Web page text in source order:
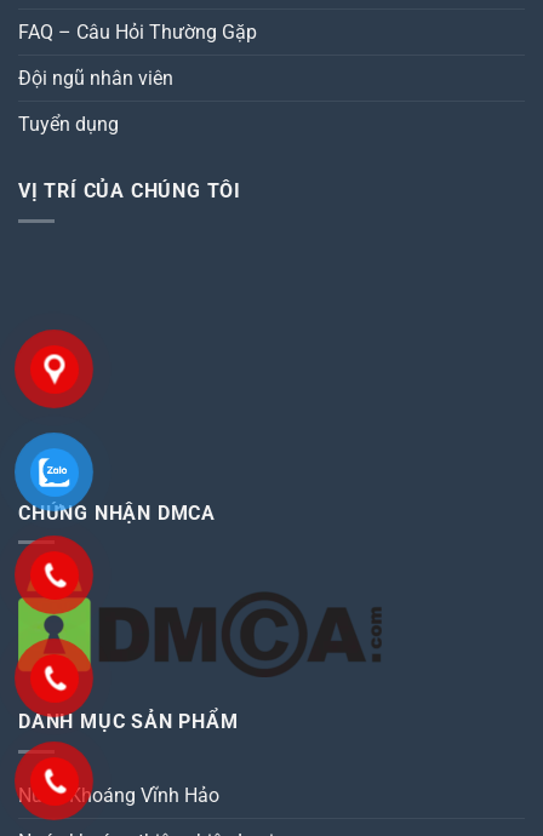
FAQ – Câu Hỏi Thường Gặp
Đội ngũ nhân viên
Tuyển dụng
VỊ TRÍ CỦA CHÚNG TÔI
CHỨNG NHẬN DMCA
DANH MỤC SẢN PHẨM
Nước Khoáng Vĩnh Hảo